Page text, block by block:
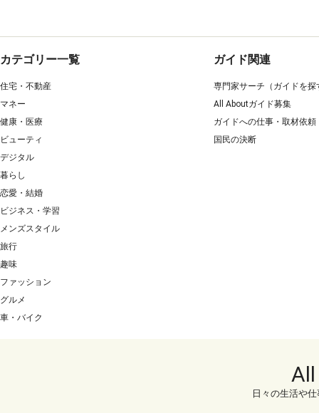
カテゴリー一覧
住宅・不動産
マネー
健康・医療
ビューティ
デジタル
暮らし
恋愛・結婚
ビジネス・学習
メンズスタイル
旅行
趣味
ファッション
グルメ
車・バイク
ガイド関連
専門家サーチ（ガイドを探
All Aboutガイド募集
ガイドへの仕事・取材依頼
国民の決断
日々の生活や